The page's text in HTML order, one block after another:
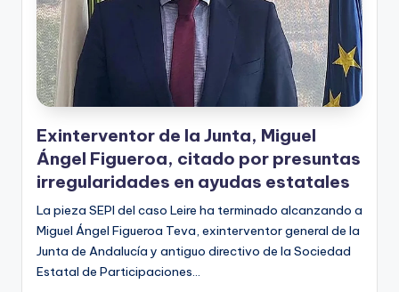
Exinterventor de la Junta, Miguel
Ángel Figueroa, citado por presuntas
irregularidades en ayudas estatales
La pieza SEPI del caso Leire ha terminado alcanzando a
Miguel Ángel Figueroa Teva, exinterventor general de la
Junta de Andalucía y antiguo directivo de la Sociedad
Estatal de Participaciones…